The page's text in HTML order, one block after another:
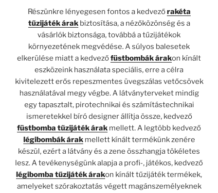
Részünkre lényegesen fontos a kedvezőrakéta
tűzijáték árakbiztosítása, a nézőközönség és a
vásárlók biztonsága, továbbá a tűzijátékok
környezetének megvédése. A súlyos balesetek
elkerülése miatt a kedvezőfüstbombák árakon kínált
eszközeink használata speciális, erre a célra
kivitelezett erős repeszmentes üvegszálas vetőcsövek
használatával megy végbe. A látványterveket mindig
egy tapasztalt, pirotechnikai és számítástechnikai
ismeretekkel bíró designer állítja össze, kedvező
füstbomba tűzijáték árak mellett. A legtöbb kedvező
légibombák árakmellett kínált termékünk zenére
készül, ezért a látvány és a zene összhangja tökéletes
lesz. A tevékenységünk alapja a profi-, játékos, kedvező
légibomba tűzijáték árakon kínált tűzijáték termékek,
amelyeket szórakoztatás végett magánszemélyeknek